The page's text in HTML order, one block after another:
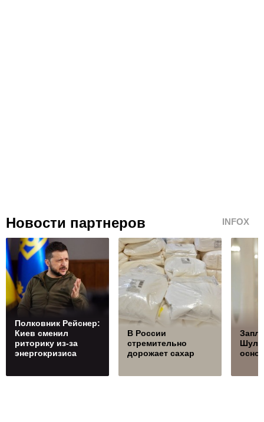
Новости партнеров INFOX
Полковник Рейснер:
Киев сменил
риторику из-за
энергокризиса
В России
стремительно
дорожает сахар